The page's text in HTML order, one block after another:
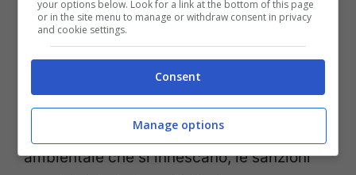
Accensione dei termosifoni: ecco le varie zone del Paese
Oltre che per un discorso legato
inquinamentoed ai problemi di natura
ambientale che si innescano, le sanzioni
your options below. Look for a link at the bottom of this page
or in the site menu to manage or withdraw consent in privacy
and cookie settings.
Consent
Manage options